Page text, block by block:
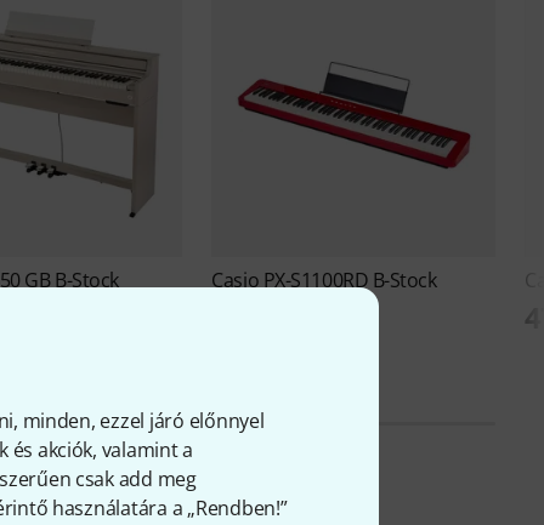
minden, ezzel járó előnnyel
és akciók, valamint a
csak add meg
használatára a „Rendben!”
GB B-Stock Casio PX-S1100RD B-Stock